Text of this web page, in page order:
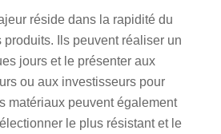
réside dans la rapidité du
Ils peuvent réaliser un
jours et le présenter aux
ou aux investisseurs pour
matériaux peuvent également
le plus résistant et le